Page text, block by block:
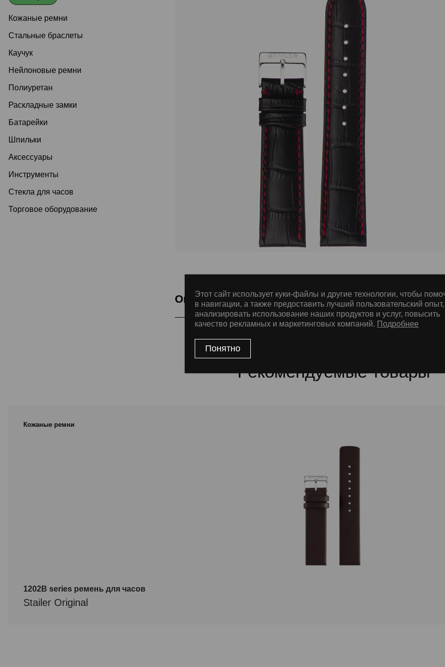
Кожаные ремни
Стальные браслеты
Каучук
Нейлоновые ремни
Полиуретан
Раскладные замки
Батарейки
Шпильки
Аксессуары
Инструменты
Стекла для часов
Торговое оборудование
Описание
Подкладка Classic Nubuck, ThermoSeal®, Дополнительная прошивка
Рекомендуемые товары
Кожаные ремни
1202B series ремень для часов
Stailer Original
Этот сайт использует куки-файлы и другие технологии, чтобы
в навигации, а также предоставить лучший пользовательский опыт,
анализировать использование наших продуктов и услуг, повысить
качество рекламных и маркетинговых компаний. Подробнее
Понятно